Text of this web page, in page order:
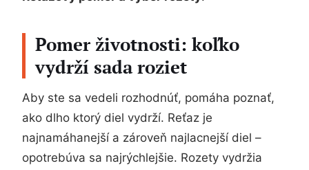
Pomer životnosti: koľko
vydrží sada roziet
Aby ste sa vedeli rozhodnúť, pomáha poznať,
ako dlho ktorý diel vydrží. Reťaz je
najnamáhanejší a zároveň najlacnejší diel –
opotrebúva sa najrýchlejšie. Rozety vydržia